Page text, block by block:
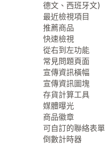
德文、西班牙文)
最近檢視項目
推薦商品
快速檢視
從右到左功能
常見問題頁面
宣傳資訊橫幅
宣傳資訊圖塊
存貨計算工具
媒體曝光
商品徽章
可自訂的聯絡表單
倒數計時器